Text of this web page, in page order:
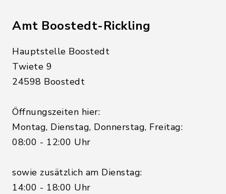
Amt Boostedt-Rickling
Hauptstelle Boostedt
Twiete 9
24598 Boostedt
Öffnungszeiten hier:
Montag, Dienstag, Donnerstag, Freitag:
08:00 - 12:00 Uhr
sowie zusätzlich am Dienstag:
14:00 - 18:00 Uhr